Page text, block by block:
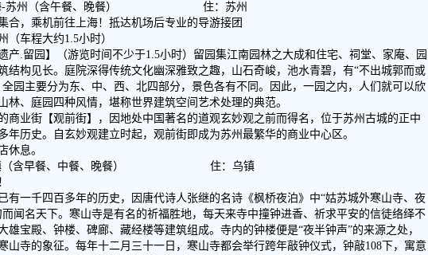
海-苏州（含午餐、晚餐） 住：苏州
合，乘机前往上海！抵达机场后专业的导游接团
（车程大约1.5小时）
产.留园】（游览时间不少于1.5小时）留园集江南园林之大成和住宅、祠堂、家庵、园
结构见长。庭院深得传统文化幽深雅致之趣，山石奇峻，池水青碧，有“不出城郭而或
全园主要分为东、中、西、北四部分，景色各有不同。因此，一园之内，人们就可以欣
林、庭园四种风情，堪称世界建筑空间艺术处理的典范。
商业街【观前街】，因地处中国著名的道观玄妙观之前而得名，位于苏州古城的正中
年历史。自玄妙观建立时起，观前街即成为苏州最繁华的商业中心区。
休息。
镇（含早餐、中餐、晚餐） 住：乌镇
有一千四百多年的历史，因唐代诗人张继的名诗《枫桥夜泊》中“姑苏城外寒山寺、夜
闻名天下。寒山寺是有名的祈福胜地，每天来寺中撞钟进香、祈求平安的信徒络绎不
雄宝殿、钟楼、碑廊、藏经楼等建筑组成。寺内的钟楼便是“夜半钟声”的来源之处，
山寺的象征。每年十二月三十一日，寒山寺都会举行跨年敲钟仪式，钟敲108下，寓意